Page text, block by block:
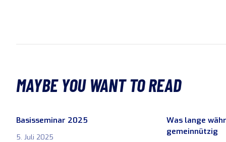
MAYBE YOU WANT TO READ
Basisseminar 2025
5. Juli 2025
Was lange
gemeinnützig